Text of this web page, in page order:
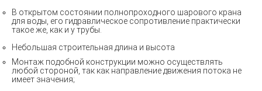
В открытом состоянии полнопроходного шарового крана
для воды, его гидравлическое сопротивление практически
такое же, как и у трубы.
Небольшая строительная длина и высота
Монтаж подобной конструкции можно осуществлять
любой стороной, так как направление движения потока не
имеет значения;